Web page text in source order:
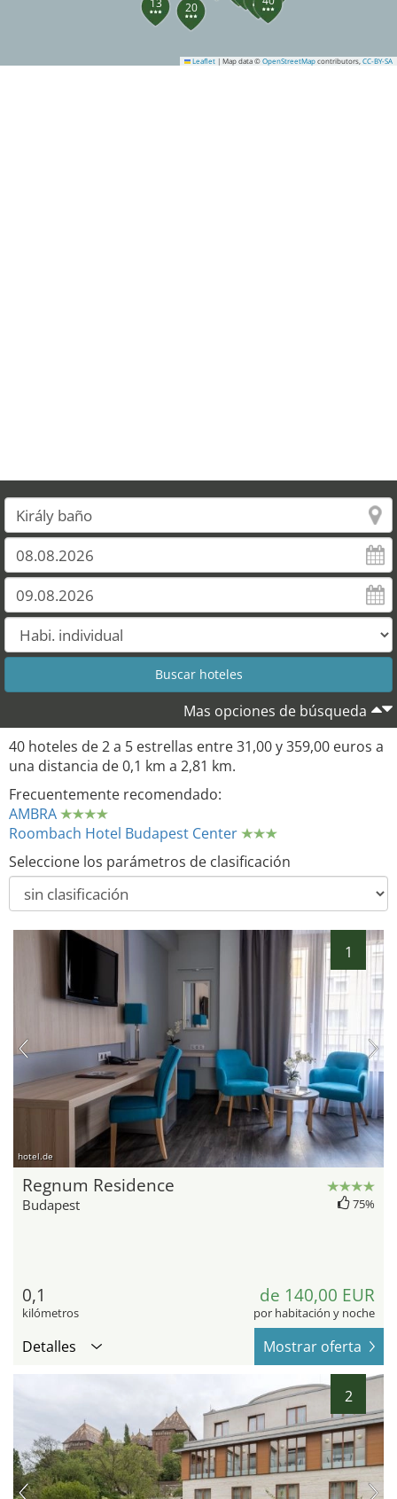
13
20
Leaflet | Map data © OpenStreetMap contributors, CC-BY-SA
Mas opciones de búsqueda
40 hoteles de 2 a 5 estrellas entre 31,00 y 359,00 euros a
una distancia de 0,1 km a 2,81 km.
Frecuentemente recomendado:
AMBRA
Roombach Hotel Budapest Center
Seleccione los parámetros de clasificación
1
hotel.de
Regnum Residence
Budapest 75%
0,1
kilómetros
de 140,00 EUR
por habitación y noche
Detalles Mostrar oferta
2